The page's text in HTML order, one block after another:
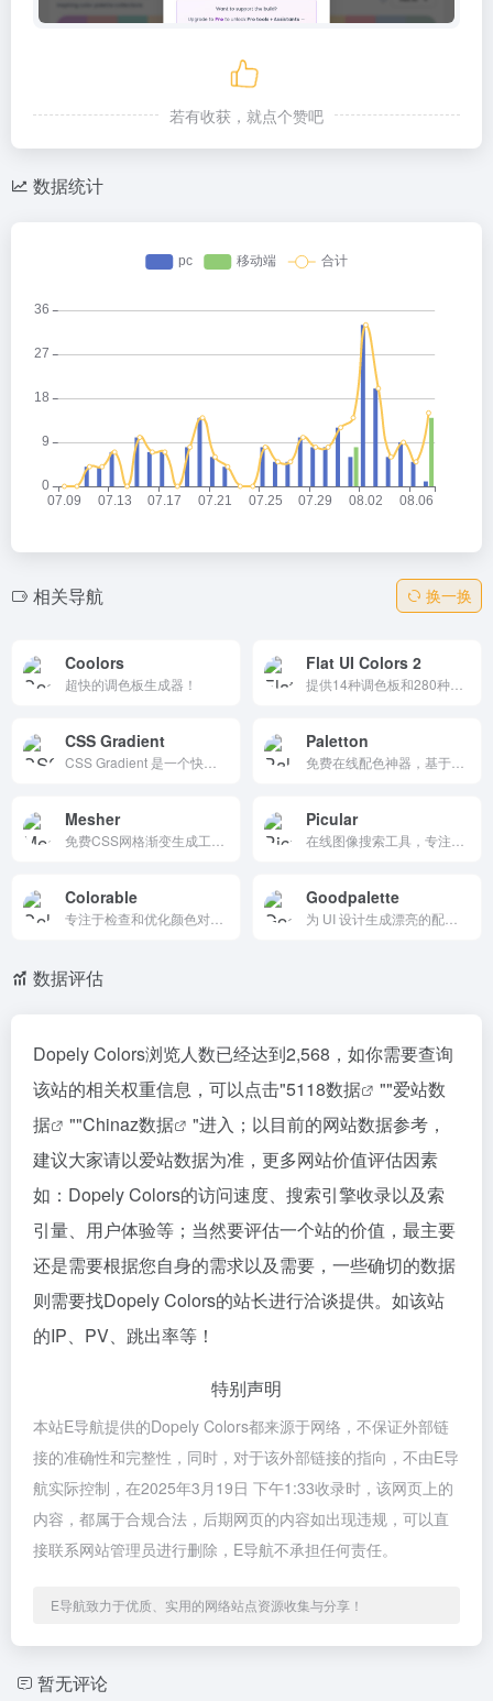
若有收获，就点个赞吧
数据统计
相关导航 换一换
Coolors
超快的调色板生成器！
Flat UI Colors 2
CSS Gradient Paletton
Mesher Picular
Colorable Goodpalette
数据评估
Dopely Colors浏览人数已经达到2,568，如你需要查询
该站的相关权重信息，可以点击"5118数据 ""爱站数
据
""Chinaz数据
"进入；以目前的网站数据参考，
建议大家请以爱站数据为准，更多网站价值评估因素
如：Dopely Colors的访问速度、搜索引擎收录以及索
引量、用户体验等；当然要评估一个站的价值，最主要
还是需要根据您自身的需求以及需要，一些确切的数据
则需要找Dopely Colors的站长进行洽谈提供。如该站
的IP、PV、跳出率等！
特别声明
本站E导航提供的Dopely Colors都来源于网络，不保证外部链
接的准确性和完整性，同时，对于该外部链接的指向，不由E导
航实际控制，在2025年3月19日 下午1:33收录时，该网页上的
内容，都属于合规合法，后期网页的内容如出现违规，可以直
接联系网站管理员进行删除，E导航不承担任何责任。
E导航致力于优质、实用的网络站点资源收集与分享！
暂无评论